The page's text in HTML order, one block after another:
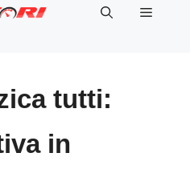
Menu
tutti:
in